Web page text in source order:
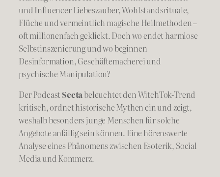
und Influencer Liebeszauber, Wohlstandsrituale,
Flüche und vermeintlich magische Heilmethoden –
oft millionenfach geklickt. Doch wo endet harmlose
Selbstinszenierung und wo beginnen
Desinformation, Geschäftemacherei und
psychische Manipulation?
Der PodcastSectabeleuchtet den WitchTok-Trend
kritisch, ordnet historische Mythen ein und zeigt,
weshalb besonders junge Menschen für solche
Angebote anfällig sein können. Eine hörenswerte
Analyse eines Phänomens zwischen Esoterik, Social
Media und Kommerz.